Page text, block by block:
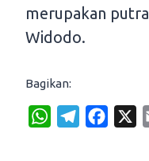
merupakan
Widodo.
Bagikan:
W